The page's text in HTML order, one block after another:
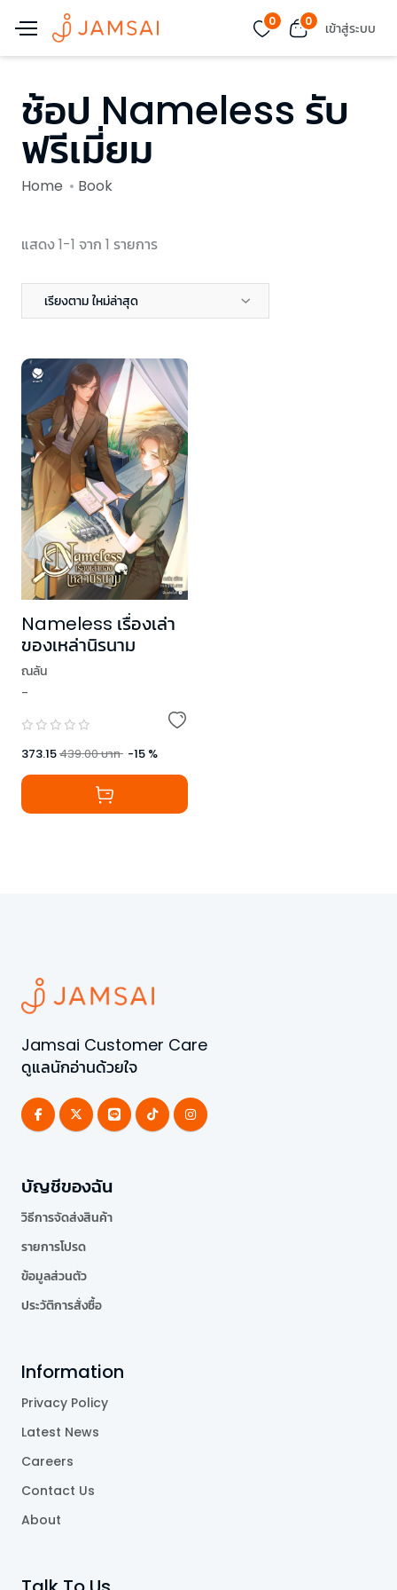
0 0 เข้าสู่ระบบ
ช้อป Nameless รับ
ฟรีเมี่ยม
Home Book
แสดง 1-1 จาก 1 รายการ
เรียงตาม ใหม่ล่าสุด
Nameless เรื่องเล่า
ของเหล่านิรนาม
ณลัน
-
373.15439.00บาท -15 %
Jamsai Customer Care
ดูแลนักอ่านด้วยใจ
บัญชีของฉัน
วิธีการจัดส่งสินค้า
รายการโปรด
ข้อมูลส่วนตัว
ประวัติการสั่งซื้อ
Information
Privacy Policy
Latest News
Careers
Contact Us
About